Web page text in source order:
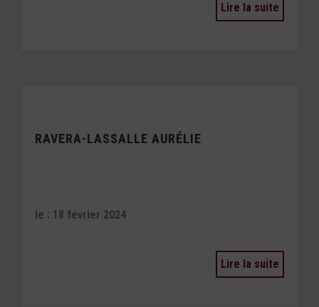
Lire la suite
RAVERA-LASSALLE AURÉLIE
le : 18 février 2024
Lire la suite